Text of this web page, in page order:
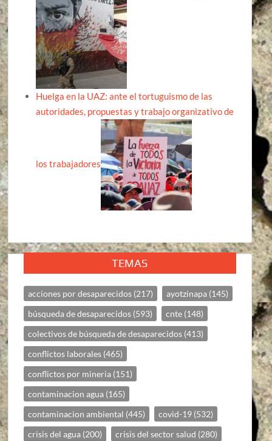
Huelga en la UAZ: ante el tortuguismo de las
autoridades, propuestas y trabajo organizativo de
los trabajadores
TEMAS
acciones por desaparecidos (217) ayotzinapa (145)
búsqueda de desaparecidos (593) cnte (148)
colectivos de búsqueda de desaparecidos (413)
conflictos laborales (465)
conflictos por mineria (151)
contaminacion agua (165)
contaminacion ambiental (445) covid-19 (532)
crisis del agua (200) crisis del sector salud (280)